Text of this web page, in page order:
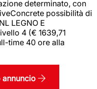
determinato, con
possibilità di
LEGNO E
4 (€ 1639,71
time 40 ore alla
annuncio